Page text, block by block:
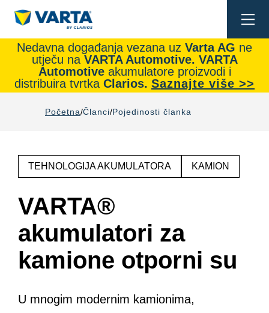
Nedavna događanja vezana uz Varta AG ne
utječu na VARTA Automotive. VARTA
Automotiveakumulatore proizvodi i
distribuira tvrtka Clarios. Saznajte više >>
Početna Članci Pojedinosti članka
TEHNOLOGIJA AKUMULATORA KAMION
VARTA®
akumulatori za
kamione otporni su
U mnogim modernim kamionima,